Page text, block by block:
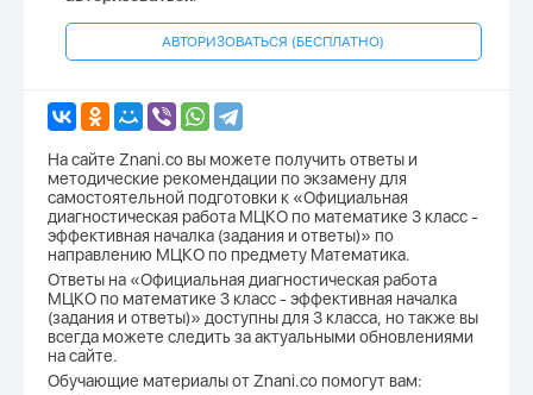
АВТОРИЗОВАТЬСЯ (БЕСПЛАТНО)
На сайте Znani.co вы можете получить ответы и
методические рекомендации по экзамену для
самостоятельной подготовки к «Официальная
диагностическая работа МЦКО по математике 3 класс -
эффективная началка (задания и ответы)» по
направлению МЦКО по предмету Математика.
Ответы на «Официальная диагностическая работа
МЦКО по математике 3 класс - эффективная началка
(задания и ответы)» доступны для 3 класса, но также вы
всегда можете следить за актуальными обновлениями
на сайте.
Обучающие материалы от Znani.co помогут вам: